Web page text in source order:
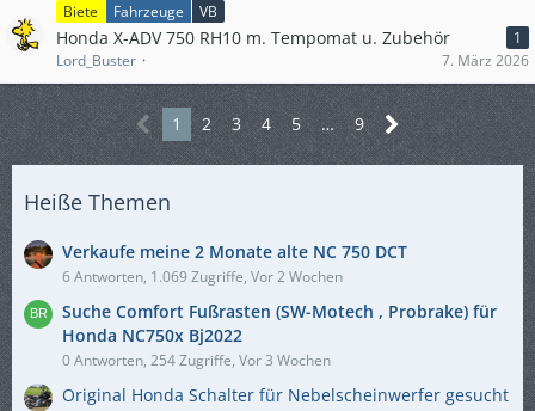
Biete Fahrzeuge VB
Honda X-ADV 750 RH10 m. Tempomat u. Zubehör
1
Lord_Buster
7. März 2026
1 2 3 4 5 … 9
Heiße Themen
Verkaufe meine 2 Monate alte NC 750 DCT
6 Antworten, 1.069 Zugriffe, Vor 2 Wochen
Suche Comfort Fußrasten (SW-Motech , Probrake) für
Honda NC750x Bj2022
0 Antworten, 254 Zugriffe, Vor 3 Wochen
Original Honda Schalter für Nebelscheinwerfer gesucht